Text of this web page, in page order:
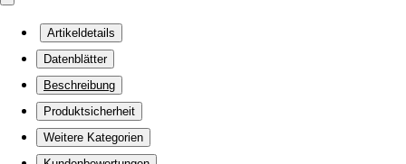
Artikeldetails
Datenblätter
Beschreibung
Produktsicherheit
Weitere Kategorien